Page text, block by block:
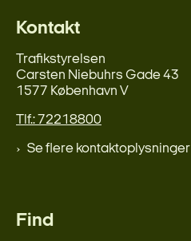
Kontakt
Trafikstyrelsen
Carsten Niebuhrs Gade 43
1577 København V
Tlf.: 72218800
Se flere kontaktoplysninger
Find